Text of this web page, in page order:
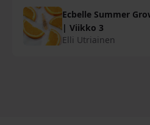
Ecbelle Summer
| Viikko 3
Elli Utriainen